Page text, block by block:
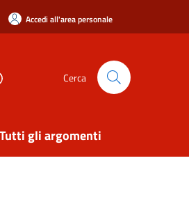
Accedi all'area personale
Cerca
Tutti gli argomenti